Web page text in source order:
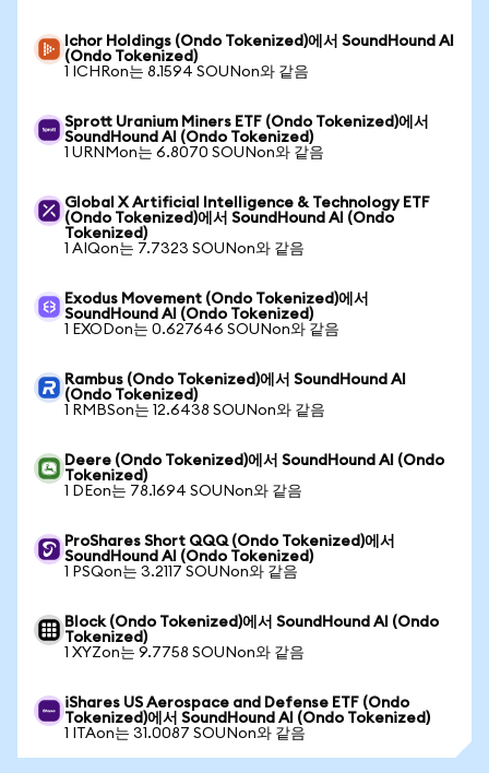
Ichor Holdings (Ondo Tokenized)에서 SoundHound AI
(Ondo Tokenized)
1 ICHRon는 8.1594 SOUNon와 같음
Sprott Uranium Miners ETF (Ondo Tokenized)에서
SoundHound AI (Ondo Tokenized)
1 URNMon는 6.8070 SOUNon와 같음
Global X Artificial Intelligence & Technology ETF
(Ondo Tokenized)에서 SoundHound AI (Ondo
Tokenized)
1 AIQon는 7.7323 SOUNon와 같음
Exodus Movement (Ondo Tokenized)에서
SoundHound AI (Ondo Tokenized)
1 EXODon는 0.627646 SOUNon와 같음
Rambus (Ondo Tokenized)에서 SoundHound AI
(Ondo Tokenized)
1 RMBSon는 12.6438 SOUNon와 같음
Deere (Ondo Tokenized)에서 SoundHound AI (Ondo
Tokenized)
1 DEon는 78.1694 SOUNon와 같음
ProShares Short QQQ (Ondo Tokenized)에서
SoundHound AI (Ondo Tokenized)
1 PSQon는 3.2117 SOUNon와 같음
Block (Ondo Tokenized)에서 SoundHound AI (Ondo
Tokenized)
1 XYZon는 9.7758 SOUNon와 같음
iShares US Aerospace and Defense ETF (Ondo
Tokenized)에서 SoundHound AI (Ondo Tokenized)
1 ITAon는 31.0087 SOUNon와 같음